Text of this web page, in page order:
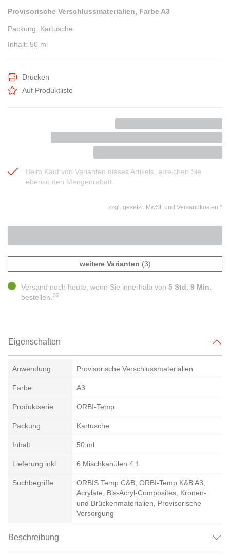
Beim Kauf von Varianten dieses Artikels, erreichen Sie
ebenso den Mengenrabatt.
Provisorische Verschlussmaterialien, Farbe A3
Packung: Kartusche
Inhalt: 50 ml
Drucken
Auf Produktliste
zzgl. gesetzl. MwSt. und Versandkosten *
weitere Varianten (3)
Versand noch heute, wenn Sie innerhalb von 5 Std. 9 Min.
bestellen. 16
Eigenschaften
Anwendung Provisorische Verschlussmaterialien
Farbe A3
Produktserie ORBI-Temp
Packung Kartusche
Inhalt 50 ml
Lieferung inkl. 6 Mischkanülen 4:1
Suchbegriffe
ORBIS Temp C&B, ORBI-Temp K&B A3,
Acrylate, Bis-Acryl-Composites, Kronen-
und Brückenmaterialien, Provisorische
Versorgung
Beschreibung